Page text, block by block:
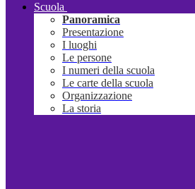
Scuola
Panoramica
Presentazione
I luoghi
Le persone
I numeri della scuola
Le carte della scuola
Organizzazione
La storia